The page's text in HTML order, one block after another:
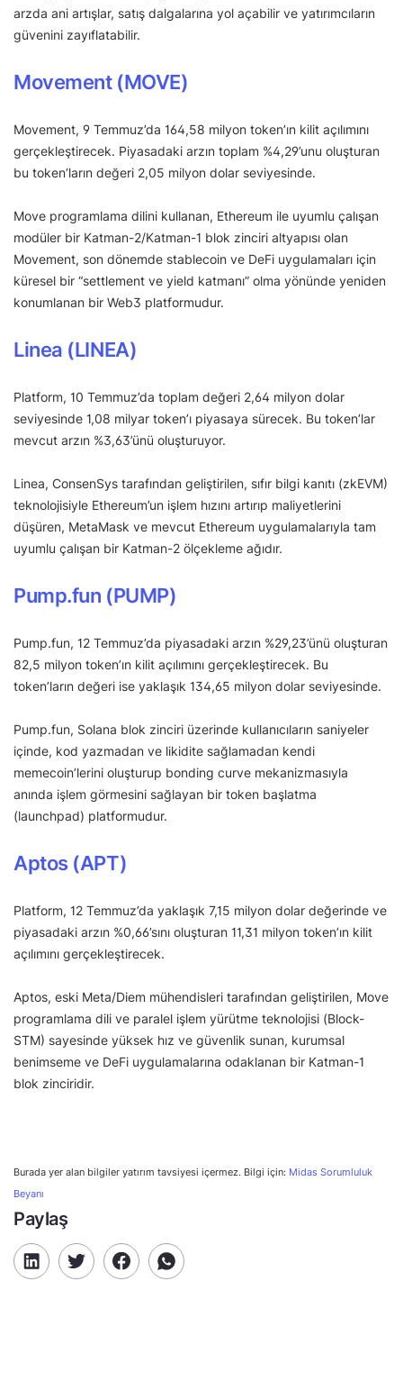
arzda ani artışlar, satış dalgalarına yol açabilir ve yatırımcıların
güvenini zayıflatabilir.
Movement (MOVE)
Movement, 9 Temmuz’da 164,58 milyon token’ın kilit açılımını
gerçekleştirecek. Piyasadaki arzın toplam %4,29’unu oluşturan
bu token’ların değeri 2,05 milyon dolar seviyesinde.
Move programlama dilini kullanan, Ethereum ile uyumlu çalışan
modüler bir Katman-2/Katman-1 blok zinciri altyapısı olan
Movement, son dönemde stablecoin ve DeFi uygulamaları için
küresel bir “settlement ve yield katmanı” olma yönünde yeniden
konumlanan bir Web3 platformudur.
Linea (LINEA)
Platform, 10 Temmuz’da toplam değeri 2,64 milyon dolar
seviyesinde 1,08 milyar token’ı piyasaya sürecek. Bu token’lar
mevcut arzın %3,63’ünü oluşturuyor.
Linea, ConsenSys tarafından geliştirilen, sıfır bilgi kanıtı (zkEVM)
teknolojisiyle Ethereum’un işlem hızını artırıp maliyetlerini
düşüren, MetaMask ve mevcut Ethereum uygulamalarıyla tam
uyumlu çalışan bir Katman-2 ölçekleme ağıdır.
Pump.fun (PUMP)
Pump.fun, 12 Temmuz’da piyasadaki arzın %29,23’ünü oluşturan
82,5 milyon token’ın kilit açılımını gerçekleştirecek. Bu
token’ların değeri ise yaklaşık 134,65 milyon dolar seviyesinde.
Pump.fun, Solana blok zinciri üzerinde kullanıcıların saniyeler
içinde, kod yazmadan ve likidite sağlamadan kendi
memecoin’lerini oluşturup bonding curve mekanizmasıyla
anında işlem görmesini sağlayan bir token başlatma
(launchpad) platformudur.
Aptos (APT)
Platform, 12 Temmuz’da yaklaşık 7,15 milyon dolar değerinde ve
piyasadaki arzın %0,66’sını oluşturan 11,31 milyon token’ın kilit
açılımını gerçekleştirecek.
Aptos, eski Meta/Diem mühendisleri tarafından geliştirilen, Move
programlama dili ve paralel işlem yürütme teknolojisi (Block-
STM) sayesinde yüksek hız ve güvenlik sunan, kurumsal
benimseme ve DeFi uygulamalarına odaklanan bir Katman-1
blok zinciridir.
Burada yer alan bilgiler yatırım tavsiyesi içermez. Bilgi için: Midas Sorumluluk
Beyanı
Paylaş